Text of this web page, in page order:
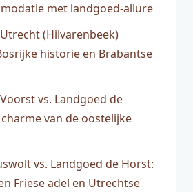
met landgoed-allure
(Hilvarenbeek)
historie en Brabantse
vs. Landgoed de
van de oostelijke
vs. Landgoed de Horst:
Friese adel en Utrechtse